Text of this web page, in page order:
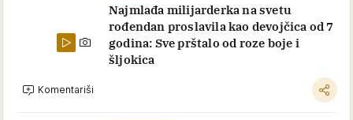
Najmlađa milijarderka na svetu
rođendan proslavila kao devojčica od 7
godina: Sve prštalo od roze boje i
šljokica
Komentariši